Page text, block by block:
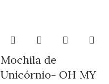
Mochila de
Unicórnio- OH MY